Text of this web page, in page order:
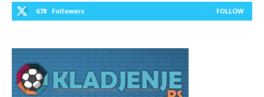
678 Followers FOLLOW